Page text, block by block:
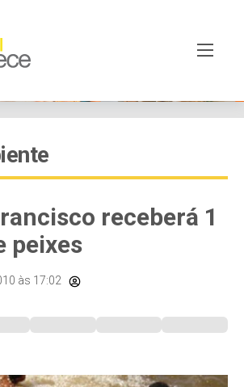
receberá 1
peixes
às 17:02